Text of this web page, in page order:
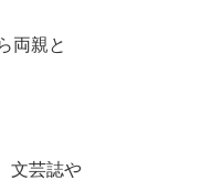
両親と
文芸誌や